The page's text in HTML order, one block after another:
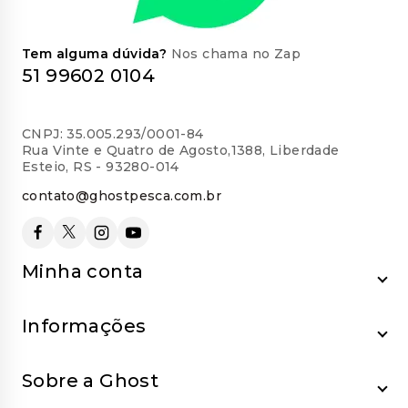
Tem alguma dúvida? Nos chama no Zap
51 99602 0104
CNPJ: 35.005.293/0001-84
Rua Vinte e Quatro de Agosto,1388, Liberdade
Esteio, RS - 93280-014
contato@ghostpesca.com.br
Minha conta
Informações
Sobre a Ghost